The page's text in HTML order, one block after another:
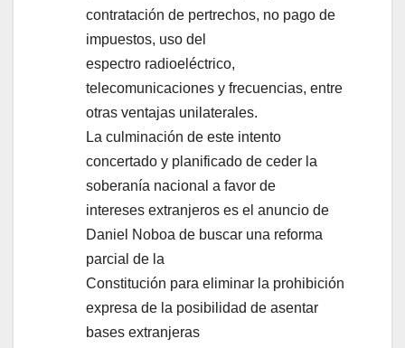
contratación de pertrechos, no pago de
impuestos, uso del
espectro radioeléctrico,
telecomunicaciones y frecuencias, entre
otras ventajas unilaterales.
La culminación de este intento
concertado y planificado de ceder la
soberanía nacional a favor de
intereses extranjeros es el anuncio de
Daniel Noboa de buscar una reforma
parcial de la
Constitución para eliminar la prohibición
expresa de la posibilidad de asentar
bases extranjeras